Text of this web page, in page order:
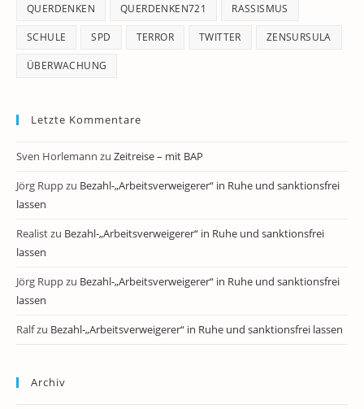
QUERDENKEN QUERDENKEN721 RASSISMUS
SCHULE SPD TERROR TWITTER ZENSURSULA
ÜBERWACHUNG
Letzte Kommentare
Sven Horlemann zu Zeitreise – mit BAP
Jörg Ruppzu Bezahl-„Arbeitsverweigerer“ in Ruhe und sanktionsfrei
lassen
Realistzu Bezahl-„Arbeitsverweigerer“ in Ruhe und sanktionsfrei
lassen
Jörg Ruppzu Bezahl-„Arbeitsverweigerer“ in Ruhe und sanktionsfrei
lassen
Ralfzu Bezahl-„Arbeitsverweigerer“ in Ruhe und sanktionsfrei lassen
Archiv